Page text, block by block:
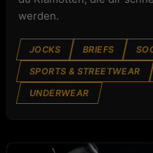
werden.
JOCKS BRIEFS
SPORTS & STREETWEAR
UNDERWEAR